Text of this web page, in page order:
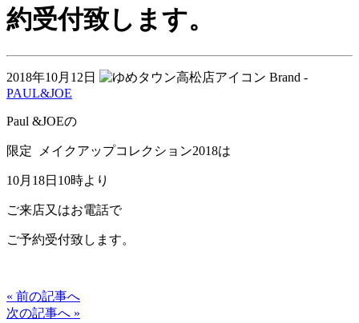
約受付致します。
2018年10月12日
Brand -
PAUL&JOE
Paul &JOEの
限定 メイクアップコレクション2018は
10月18日10時より
ご来店又はお電話で
ご予約受付致します。
« 前の記事へ
次の記事へ »